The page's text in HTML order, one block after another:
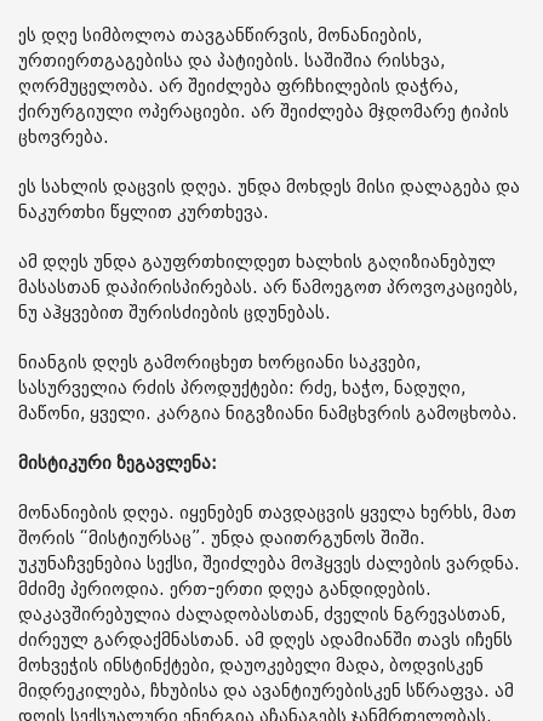
ეს დღე სიმბოლოა თავგანწირვის, მონანიების,
ურთიერთგაგებისა და პატიების. საშიშია რისხვა,
ღორმუცელობა. არ შეიძლება ფრჩხილების დაჭრა,
ქირურგიული ოპერაციები. არ შეიძლება მჯდომარე ტიპის
ცხოვრება.
ეს სახლის დაცვის დღეა. უნდა მოხდეს მისი დალაგება და
ნაკურთხი წყლით კურთხევა.
ამ დღეს უნდა გაუფრთხილდეთ ხალხის გაღიზიანებულ
მასასთან დაპირისპირებას. არ წამოეგოთ პროვოკაციებს,
ნუ აჰყვებით შურისძიების ცდუნებას.
ნიანგის დღეს გამორიცხეთ ხორციანი საკვები,
სასურველია რძის პროდუქტები: რძე, ხაჭო, ნადუღი,
მაწონი, ყველი. კარგია ნიგვზიანი ნამცხვრის გამოცხობა.
მისტიკური ზეგავლენა:
მონანიების დღეა. იყენებენ თავდაცვის ყველა ხერხს, მათ
შორის “მისტიურსაც”. უნდა დაითრგუნოს შიში.
უკუნაჩვენებია სექსი, შეიძლება მოჰყვეს ძალების ვარდნა.
მძიმე პერიოდია. ერთ-ერთი დღეა განდიდების.
დაკავშირებულია ძალადობასთან, ძველის ნგრევასთან,
ძირეულ გარდაქმნასთან. ამ დღეს ადამიანში თავს იჩენს
მოხვეჭის ინსტინქტები, დაუოკებელი მადა, ბოდვისკენ
მიდრეკილება, ჩხუბისა და ავანტიურებისკენ სწრაფვა. ამ
დღის სექსუალური ენერგია აჩანაგებს ჯანმრთელობას.